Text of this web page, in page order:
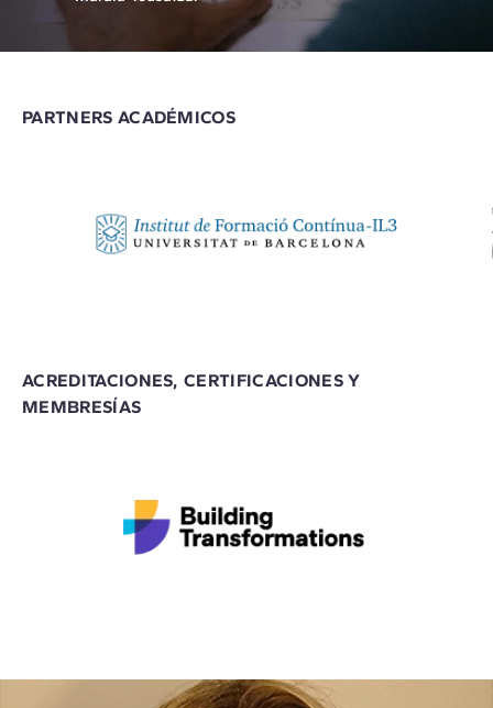
PARTNERS ACADÉMICOS
ACREDITACIONES, CERTIFICACIONES Y
MEMBRESÍAS